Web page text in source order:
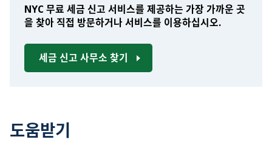
NYC 무료 세금 신고 서비스를 제공하는 가장 가까운 곳
을 찾아 직접 방문하거나 서비스를 이용하십시오.
세금 신고 사무소 찾기
도움받기